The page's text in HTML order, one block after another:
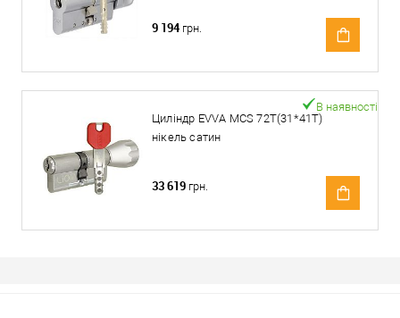
9 194 грн.
Циліндр EVVA MCS 72Т(31*41T)
нікель сатин
В наявності
33 619 грн.